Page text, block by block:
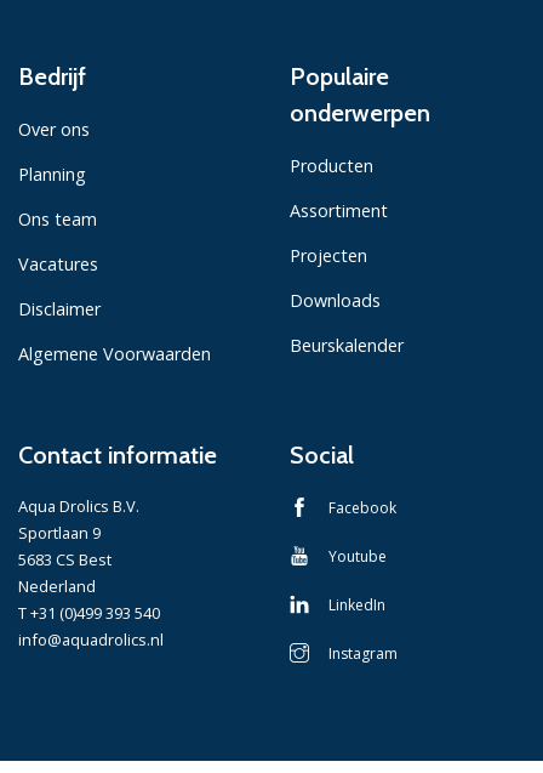
Bedrijf
Over ons
Planning
Ons team
Vacatures
Disclaimer
Algemene Voorwaarden
Populaire
onderwerpen
Producten
Assortiment
Projecten
Downloads
Beurskalender
Contact informatie
Aqua Drolics B.V.
Sportlaan 9
5683 CS Best
Nederland
T +31 (0)499 393 540
info@aquadrolics.nl
Social
Facebook
Youtube
LinkedIn
Instagram